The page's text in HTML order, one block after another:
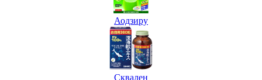
Аодзиру
Сквален